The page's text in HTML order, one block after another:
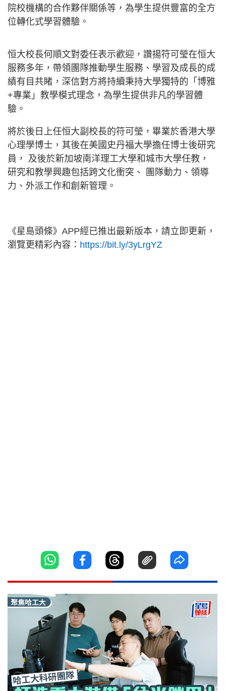
院校機構的合作夥伴關係等，為學生提供豐富的全方
位轉化式學習體驗。
恒大校長何順文對委任表示歡迎，讚揚符可瑩在恒大
服務多年，帶領團隊推動學生服務、學習及成長的成
績有目共睹，深信對方將持續秉持大學獨特的「博雅
+專業」教學模式理念，為學生提供非凡的學習體
驗。
將於後日上任恒大副校長的符可瑩，畢業於香港大學
心理學博士，其後在美國史丹福大學擔任博士後研究
員， 及後於新加坡南洋理工大學和城市大學任教，
研究和教學興趣包括跨文化衝突、 團隊動力、領導
力、外派工作和創新管理。
《星島頭條》APP經已推出最新版本，請立即更新，
瀏覽更精彩內容： https://bit.ly/3yLrgYZ